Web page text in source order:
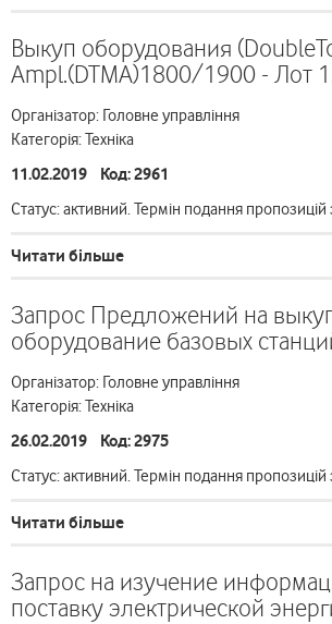
Выкуп оборудования
Ampl.(DTMA)1800/1900 - Лот
Організатор: Головне управління
Категорія: Техніка
11.02.2019 Код: 2961
Статус: активний. Термін подання пропозицій
Читати більше
Запрос Предложений на
оборудование базовых
Організатор: Головне управління
Категорія: Техніка
26.02.2019 Код: 2975
Статус: активний. Термін подання пропозицій
Читати більше
Запрос на изучение
поставку электрической